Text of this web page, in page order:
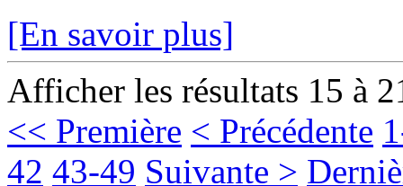
[En savoir plus]
Afficher les résultats 15 à
<< Première < Précédente
42 43-49 Suivante >